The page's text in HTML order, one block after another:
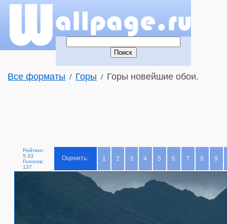
Все форматы / Горы / Горы новейшие обои.
Рейтинг:
5.33
Голосов:
137
Оценить: 1 2 3 4 5 6 7 8 9